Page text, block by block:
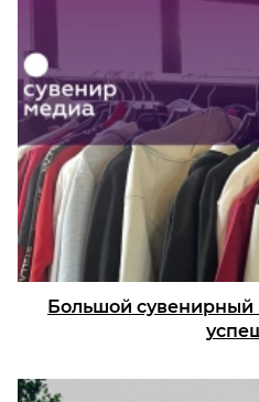
Большой